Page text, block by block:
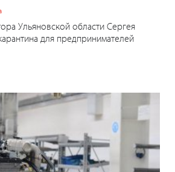
Ульяновской области Сергея
для предпринимателей